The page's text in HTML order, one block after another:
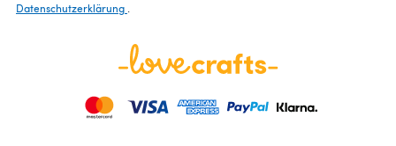
Datenschutzerklärung